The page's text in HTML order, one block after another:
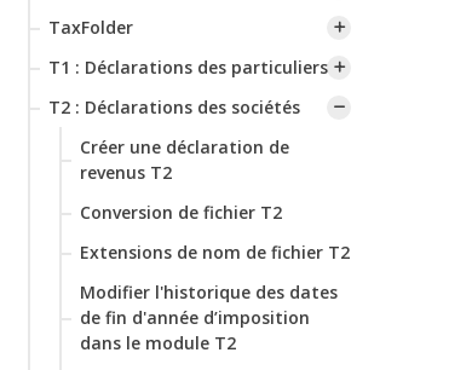
TaxFolder
T1 : Déclarations des particuliers
T2 : Déclarations des sociétés
Créer une déclaration de
revenus T2
Conversion de fichier T2
Extensions de nom de fichier T2
Modifier l'historique des dates
de fin d'année d’imposition
dans le module T2